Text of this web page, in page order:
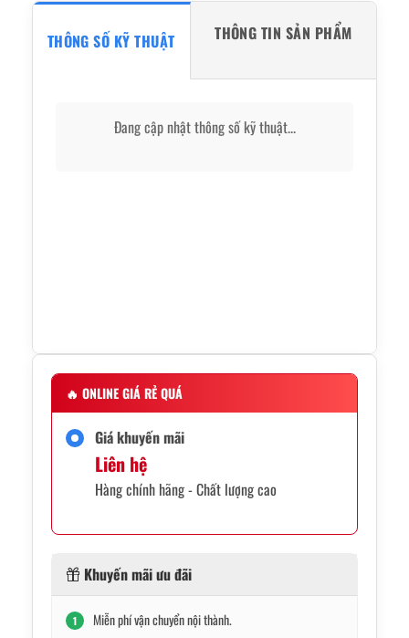
THÔNG SỐ KỸ THUẬT THÔNG TIN SẢN PHẨM
Đang cập nhật thông số kỹ thuật...
🔥 ONLINE GIÁ RẺ QUÁ
Giá khuyến mãi
Liên hệ
Hàng chính hãng - Chất lượng cao
Khuyến mãi ưu đãi
1
Miễn phí vận chuyển nội thành.